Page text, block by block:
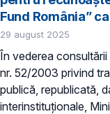
Fund România”
29 august 2025
În vederea
nr. 52/2003 privind
publică, republicată,
interinstituționale,